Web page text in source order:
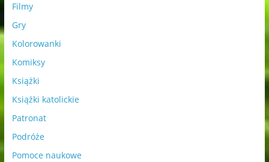
Filmy
Gry
Kolorowanki
Komiksy
Książki
Książki katolickie
Patronat
Podróże
Pomoce naukowe